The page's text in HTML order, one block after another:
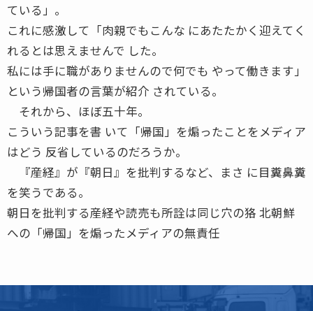
ている」。
これに感激して「肉親でもこんな にあたたかく迎えてく
れるとは思えませんで した。
私には手に職がありませんので何でも やって働きます」
という帰国者の言葉が紹介 されている。
それから、ほぼ五十年。
こういう記事を書 いて「帰国」を煽ったことをメディア
はどう 反省しているのだろうか。
『産経』が『朝日』を批判するなど、まさ に目糞鼻糞
を笑うである。
朝日を批判する産経や読売も所詮は同じ穴の狢 北朝鮮
への「帰国」を煽ったメディアの無責任